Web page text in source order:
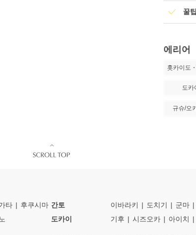
꿀팁
에리어
홋카이도
도카
규슈/오
타 후쿠시마 간토 이바라키 도치기 군마
도카이 기후 시즈오카 아이치